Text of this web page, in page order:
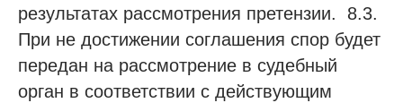
результатах рассмотрения претензии. 8.3.
При не достижении соглашения спор будет
передан на рассмотрение в судебный
орган в соответствии с действующим